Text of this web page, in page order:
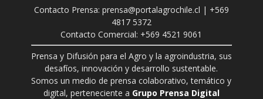
Contacto Prensa: prensa@portalagrochile.cl | +569
4817 5372
Contacto Comercial: +569 4521 9061
Prensa y Difusión para el Agro y la agroindustria, sus
desafíos, innovación y desarrollo sustentable.
Somos un medio de prensa colaborativo, temático y
digital, perteneciente a Grupo Prensa Digital